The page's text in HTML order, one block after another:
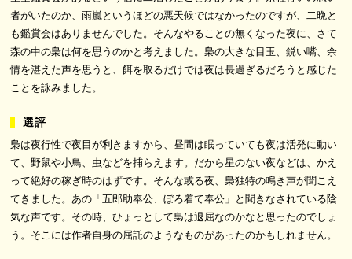
者がいたのか、雨嵐というほどの悪天候ではなかったのですが、二晩と
も鑑賞会はありませんでした。そんなやることの無くなった夜に、さて
森の中の梟は何を思うのかと考えました。梟の大きな目玉、鋭い嘴、余
情を湛えた声を思うと、餌を取るだけでは夜は長過ぎるだろうと感じた
ことを詠みました。
梟は夜行性で夜目が利きますから、昼間は眠っていても夜は活発に動い
て、野鼠や小鳥、虫などを捕らえます。だから星のない夜などは、かえ
って絶好の稼ぎ時のはずです。そんな或る夜、梟独特の鳴き声が聞こえ
てきました。あの「五郎助奉公、ぼろ着て奉公」と聞きなされている陰
気な声です。その時、ひょっとして梟は退屈なのかなと思ったのでしょ
う。そこには作者自身の屈託のようなものがあったのかもしれません。